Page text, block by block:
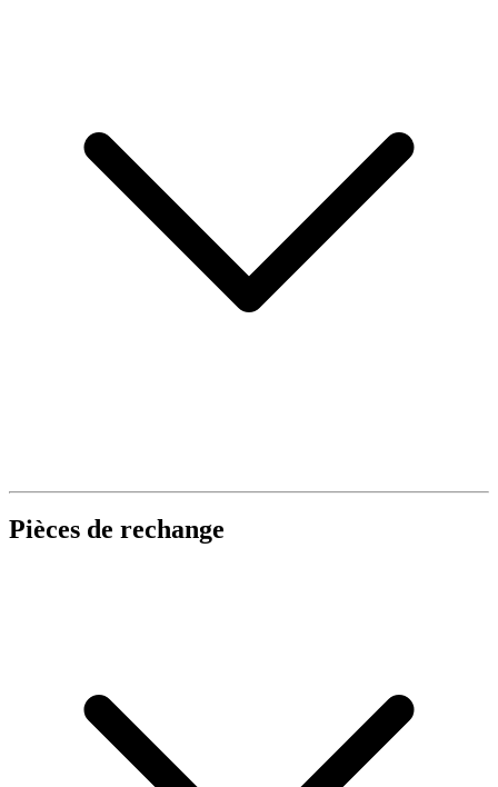
Pièces de rechange